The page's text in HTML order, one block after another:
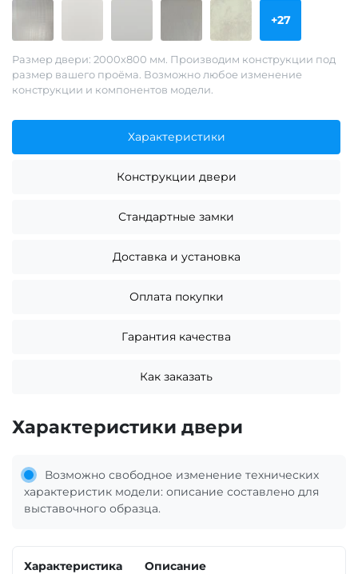
+27
Размер двери: 2000х800 мм. Производим конструкции под
размер вашего проёма. Возможно любое изменение
конструкции и компонентов модели.
Характеристики
Конструкции двери
Стандартные замки
Доставка и установка
Оплата покупки
Гарантия качества
Как заказать
Характеристики двери
Возможно свободное изменение технических
характеристик модели: описание составлено для
выставочного образца.
Характеристика Описание